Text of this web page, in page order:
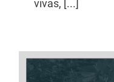
vivas, [...]